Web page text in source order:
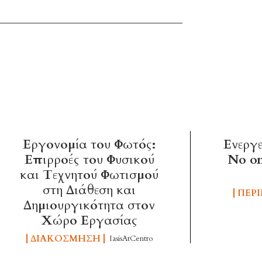
Εργονομία του Φωτός:
Επιρροές του Φυσικού
και Τεχνητού Φωτισμού
στη Διάθεση και
Δημιουργικότητα στον
Χώρο Εργασίας
ΔΙΑΚΌΣΜΗΣΗ IasisAtCentro
No